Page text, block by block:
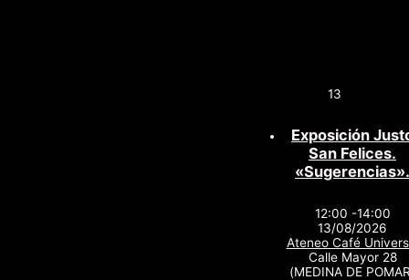
13
Exposición
San Felices.
«Sugerencias».
12:00 -14:00
13/08/2026
Ateneo Café
Calle Mayor 28
(MEDINA DE